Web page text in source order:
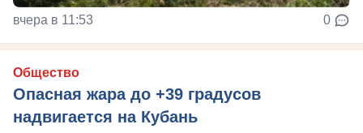
вчера в 11:53 0
Общество
Опасная жара до +39 градусов
надвигается на Кубань